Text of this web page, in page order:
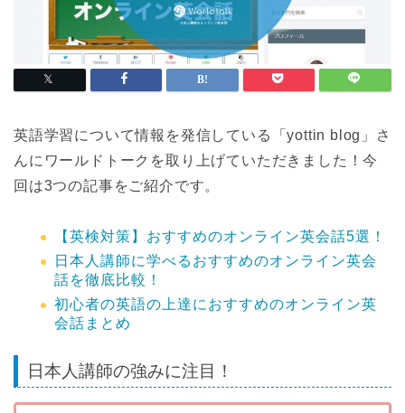
英語学習について情報を発信している「yottin blog」さ
んにワールドトークを取り上げていただきました！今
回は3つの記事をご紹介です。
【英検対策】おすすめのオンライン英会話5選！
日本人講師に学べるおすすめのオンライン英会
話を徹底比較！
初心者の英語の上達におすすめのオンライン英
会話まとめ
日本人講師の強みに注目！